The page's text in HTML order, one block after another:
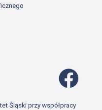
Śląski przy współpracy